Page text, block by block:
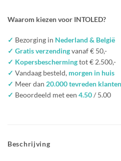
Waarom kiezen voor INTOLED?
✓ Bezorging in Nederland & België
✓ Gratis verzendingvanaf € 50,-
✓ Kopersbeschermingtot € 2.500,-
✓ Vandaag besteld, morgen in huis
✓ Meer dan 20.000 tevreden klanten
✓ Beoordeeld met een 4.50/ 5.00
Beschrijving